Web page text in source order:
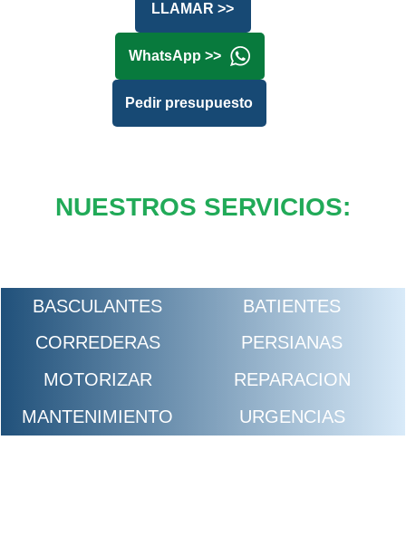
LLAMAR >>
WhatsApp >>
Pedir presupuesto
NUESTROS SERVICIOS:
BASCULANTES
BATIENTES
CORREDERAS
PERSIANAS
MOTORIZAR
REPARACION
MANTENIMIENTO
URGENCIAS